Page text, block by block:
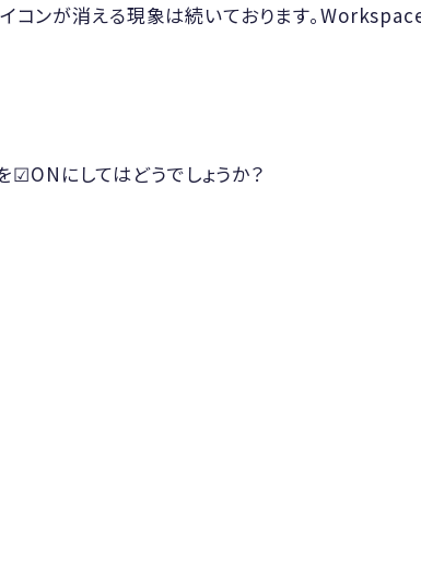
コンが消える現象は続いております。
にしてはどうでしょうか？